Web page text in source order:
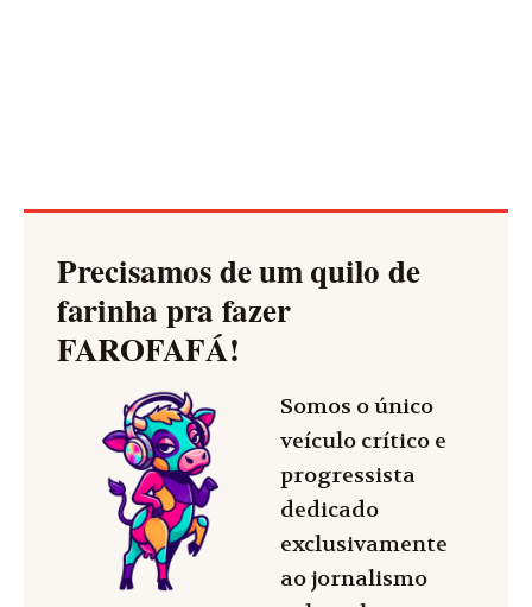
Precisamos de um quilo de
farinha pra fazer
FAROFAFÁ!
Somos o único
veículo crítico e
progressista
dedicado
exclusivamente
ao jornalismo